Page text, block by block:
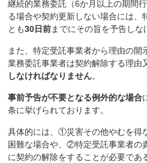
継続的業務委託（6か月以上の期間
る場合や契約更新しない場合には、
とも30日前までにその旨を予告しな
また、特定受託事業者から理由の開
業務委託事業者は契約解除する理由
しなければなりません。
事前予告が不要となる例外的な場合
条に挙げられております。
具体的には、①災害その他やむを得
困難な場合や、②特定受託事業者の
に契約の解除をすることが必要であ